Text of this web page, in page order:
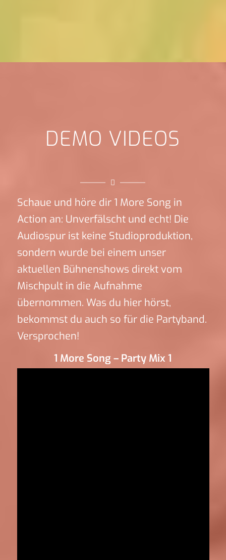
DEMO VIDEOS
Schaue und höre dir 1 More Song in
Action an: Unverfälscht und echt! Die
Audiospur ist keine Studioproduktion,
sondern wurde bei einem unser
aktuellen Bühnenshows direkt vom
Mischpult in die Aufnahme
übernommen. Was du hier hörst,
bekommst du auch so für die Partyband.
Versprochen!
1 More Song – Party Mix 1